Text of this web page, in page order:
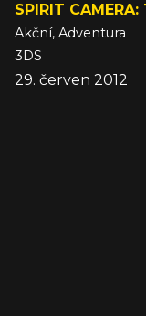
SPIRIT CAMERA:
Akční, Adventura
3DS
29. červen 2012